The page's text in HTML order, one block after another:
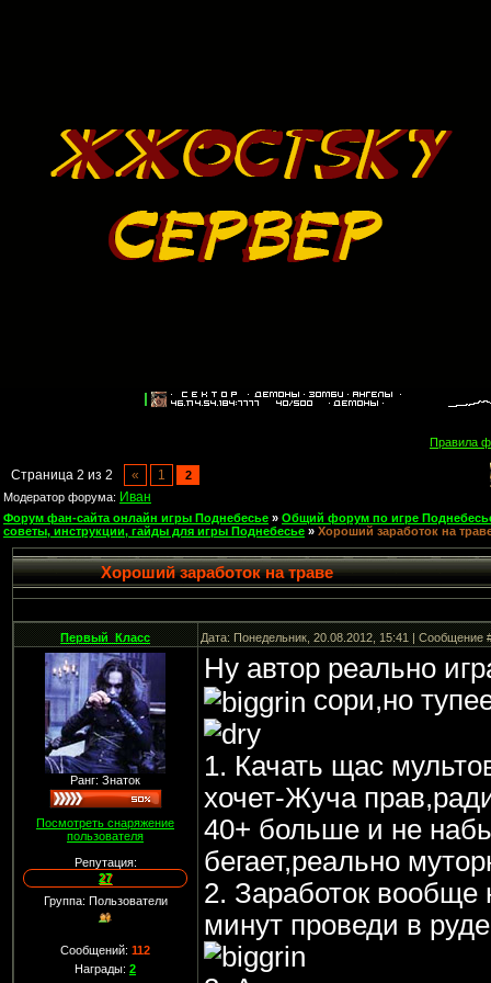
Правила
Страница 2 из 2 « 1
2
Модератор форума: Иван
Форум фан-сайта онлайн игры Поднебесье » Общий форум по игре
советы, инструкции, гайды для игры Поднебесье » Хороший заработок на
Хороший заработок на траве
Первый_Класс Дата: Понедельник, 20.08.2012, 15:41 | Сообщение
Ранг: Знаток
Посмотреть снаряжение
пользователя
Репутация:
27
Группа: Пользователи
Сообщений: 112
Награды: 2
Ну автор реально
сори,но
1. Качать щас
хочет-Жуча
40+ больше и не
бегает,реально
2. Заработок вообще
минут проведи в